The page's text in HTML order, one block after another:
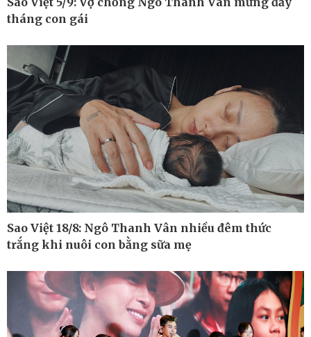
Công nghệ
Sành điệu
Tin Công nghệ
Trải nghiệm
Chuyển đổi số
Sức khỏe
Dinh dưỡng - món ngon
Cây thuốc
Nhi khoa
Làm đẹp - giảm cân
Phòng mạch online
Ăn sạch sống khỏe
tháng con gái
Sao Việt 18/8: Ngô Thanh Vân nhiều đêm thức
trắng khi nuôi con bằng sữa mẹ